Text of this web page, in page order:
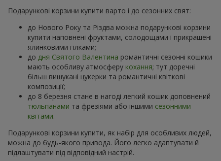
Подарункові корзини купити варто і до сезонних свят:
до Нового Року та Різдва можна подарункові корзини
купити наповнені фруктами, солодощами і прикрашені
ялинковими гілками;
до дня Святого Валентина романтичні сезонні кошики
мають особливу атмосферу кохання; тут доречні
більш вишукані цукерки та романтичні квіткові
композиції;
до 8 березня стане в нагоді легкий кошик доповнений
тюльпанами та фрезіями або іншими сезонними
квітами.
Подарункові корзини купити, як набір для особливих людей,
можна до будь-якого привода. Його легко адаптувати й
підлаштувати під відповідний настрій.